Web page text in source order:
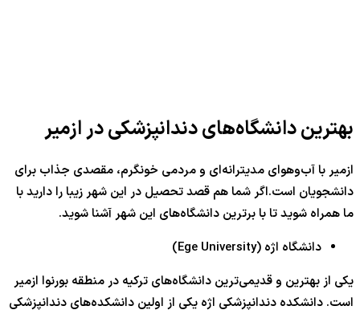
بهترین دانشگاه‌های دندانپزشکی در ازمیر
ازمیر با آب‌وهوای مدیترانه‌ای و مردمی خونگرم، مقصدی جذاب برای
دانشجویان است.اگر شما هم قصد تحصیل در این شهر زیبا را دارید با
ما همراه شوید تا با برترین دانشگاه‌های این شهر آشنا شوید.
دانشگاه اژه (Ege University)
یکی از بهترین و قدیمی‌ترین دانشگاه‌های ترکیه در منطقه بورنوا ازمیر
است. دانشکده دندانپزشکی اژه یکی از اولین دانشکده‌های دندانپزشکی